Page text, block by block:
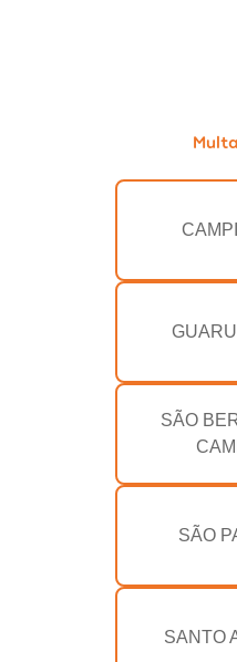
SÃO
SÃO
SANTO